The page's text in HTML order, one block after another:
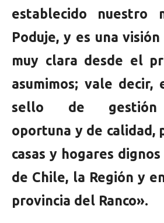
establecido nuestro
Poduje, y es una
muy clara desde el
asumimos; vale decir,
sello de gestión
oportuna y de calidad,
casas y hogares
de Chile, la Región y
provincia del Ranco».